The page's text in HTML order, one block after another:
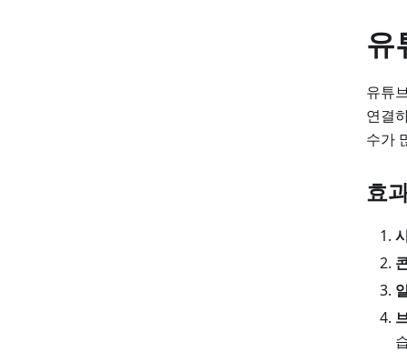
유
유튜
연결
수가
효